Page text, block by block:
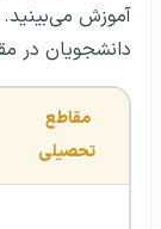
آموزش
دانشجویان در
تحصیلی